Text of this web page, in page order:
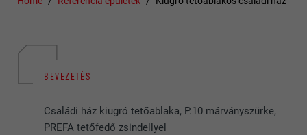
BEVEZETÉS
Családi ház kiugró tetőablaka, P.10 márványszürke,
PREFA tetőfedő zsindellyel